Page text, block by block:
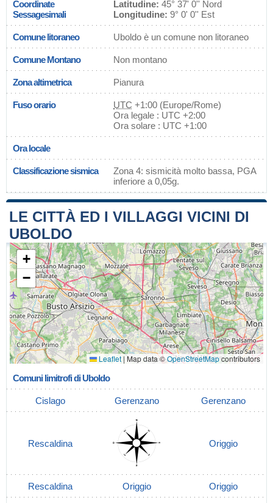
Coordinate
Sessagesimali
Latitudine: 45° 37' 0'' Nord
Longitudine: 9° 0' 0'' Est
Comune litoraneo Uboldo è un comune non litoraneo
Comune Montano Non montano
Zona altimetrica Pianura
Fuso orario UTC +1:00 (Europe/Rome)
Ora legale : UTC +2:00
Ora solare : UTC +1:00
Ora locale
Classificazione sismica
Zona 4: sismicità molto bassa, PGA
inferiore a 0,05g.
LE CITTÀ ED I VILLAGGI VICINI DI
UBOLDO
+
−
Leaflet |Map data ©OpenStreetMapcontributors
Comuni limitrofi di Uboldo
Cislago Gerenzano Gerenzano
Rescaldina Origgio
Rescaldina Origgio Origgio